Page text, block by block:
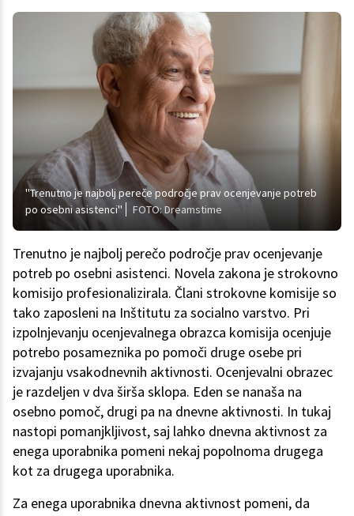
''Trenutno je najbolj pereče področje prav ocenjevanje potreb
po osebni asistenci''
FOTO: Dreamstime
Trenutno je najbolj perečo področje prav ocenjevanje
potreb po osebni asistenci. Novela zakona je strokovno
komisijo profesionalizirala. Člani strokovne komisije so
tako zaposleni na Inštitutu za socialno varstvo. Pri
izpolnjevanju ocenjevalnega obrazca komisija ocenjuje
potrebo posameznika po pomoči druge osebe pri
izvajanju vsakodnevnih aktivnosti. Ocenjevalni obrazec
je razdeljen v dva širša sklopa. Eden se nanaša na
osebno pomoč, drugi pa na dnevne aktivnosti. In tukaj
nastopi pomanjkljivost, saj lahko dnevna aktivnost za
enega uporabnika pomeni nekaj popolnoma drugega
kot za drugega uporabnika.
Za enega uporabnika dnevna aktivnost pomeni, da